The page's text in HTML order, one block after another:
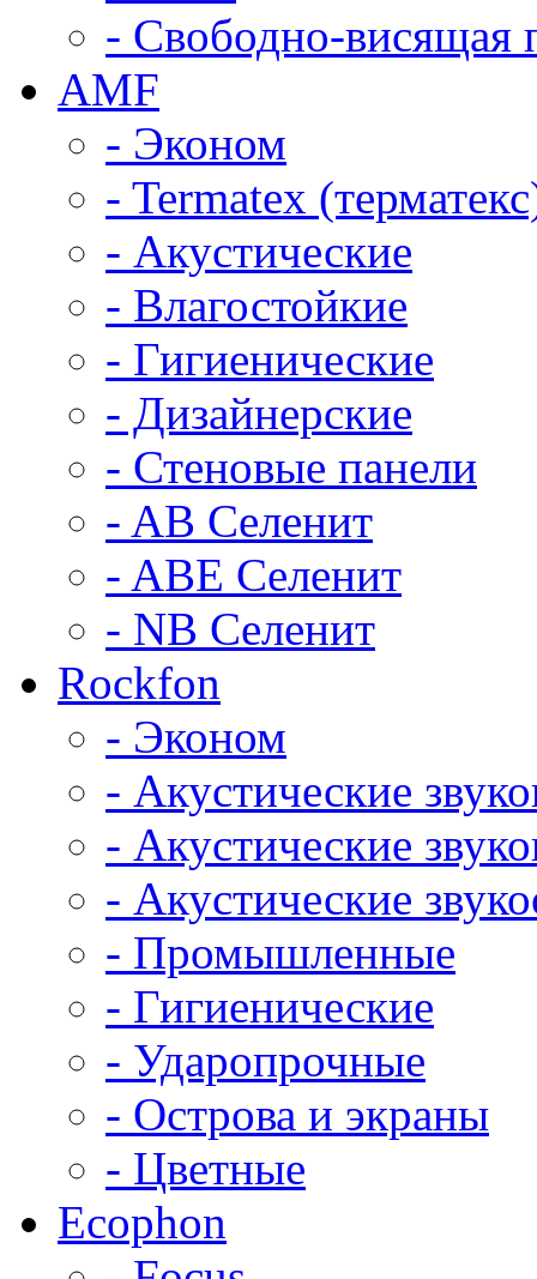
- Свободно-висящая
AMF
- Эконом
- Termatex
- Акустические
- Влагостойкие
- Гигиенические
- Дизайнерские
- Стеновые панели
- AB Селенит
- ABE Селенит
- NB Селенит
Rockfon
- Эконом
- Акустические
- Акустические
- Акустические
- Промышленные
- Гигиенические
- Ударопрочные
- Острова и экраны
- Цветные
Ecophon